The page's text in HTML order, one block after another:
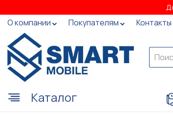
О компании Покупателям Контакты
Каталог